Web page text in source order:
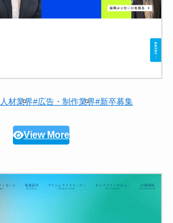
材業界#広告・制作業界#新卒募集
View More